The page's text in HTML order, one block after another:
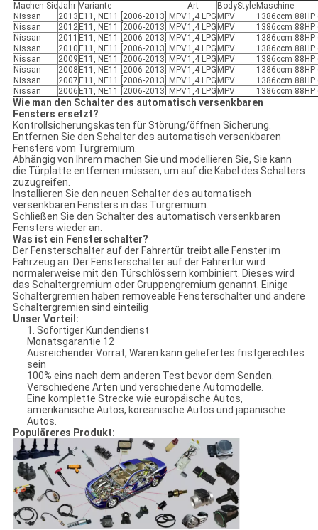
Machen SieJahr Variante Art BodyStyle Maschine
Nissan
2013 E11, NE11 [2006-2013] MPV1,4 LPG MPV
1386ccm 88HP
Nissan
2012 E11, NE11 [2006-2013] MPV1,4 LPG MPV
1386ccm 88HP
Nissan
2011 E11, NE11 [2006-2013] MPV1,4 LPG MPV
1386ccm 88HP
Nissan
2010 E11, NE11 [2006-2013] MPV1,4 LPG MPV
1386ccm 88HP
Nissan
2009 E11, NE11 [2006-2013] MPV1,4 LPG MPV
1386ccm 88HP
Nissan
2008 E11, NE11 [2006-2013] MPV1,4 LPG MPV
1386ccm 88HP
Nissan
2007 E11, NE11 [2006-2013] MPV1,4 LPG MPV
1386ccm 88HP
Nissan
2006 E11, NE11 [2006-2013] MPV1,4 LPG MPV 1386ccm 88HP
Wie man den Schalter des automatisch versenkbaren
Fensters ersetzt?
Kontrollsicherungskasten für Störung/öffnen Sicherung.
Entfernen Sie den Schalter des automatisch versenkbaren
Fensters vom Türgremium.
Abhängig von Ihrem machen Sie und modellieren Sie, Sie kann
die Türplatte entfernen müssen, um auf die Kabel des Schalters
zuzugreifen.
Installieren Sie den neuen Schalter des automatisch
versenkbaren Fensters in das Türgremium.
Schließen Sie den Schalter des automatisch versenkbaren
Fensters wieder an.
Was ist ein Fensterschalter?
Der Fensterschalter auf der Fahrertür treibt alle Fenster im
Fahrzeug an. Der Fensterschalter auf der Fahrertür wird
normalerweise mit den Türschlössern kombiniert. Dieses wird
das Schaltergremium oder Gruppengremium genannt. Einige
Schaltergremien haben removeable Fensterschalter und andere
Schaltergremien sind einteilig
Unser Vorteil:
1. Sofortiger Kundendienst
Monatsgarantie 12
Ausreichender Vorrat, Waren kann geliefertes fristgerechtes
sein
100% eins nach dem anderen Test bevor dem Senden.
Verschiedene Arten und verschiedene Automodelle.
Eine komplette Strecke wie europäische Autos,
amerikanische Autos, koreanische Autos und japanische
Autos.
Populäreres Produkt: